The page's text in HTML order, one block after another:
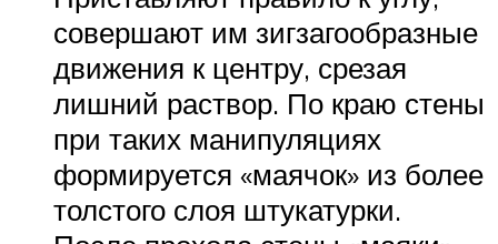
совершают им зигзагообразные
движения к центру, срезая
лишний раствор. По краю стены
при таких манипуляциях
формируется «маячок» из более
толстого слоя штукатурки.